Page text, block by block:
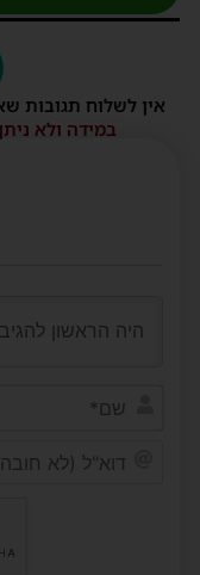
אין לשלוח תגובות
במידה ולא